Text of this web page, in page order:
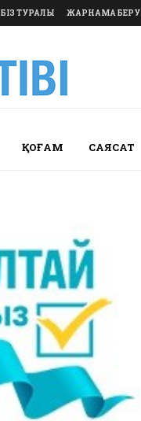
БІЗ ТУРАЛЫ ЖАРНАМА БЕРУ
ҚОҒАМ САЯСАТ